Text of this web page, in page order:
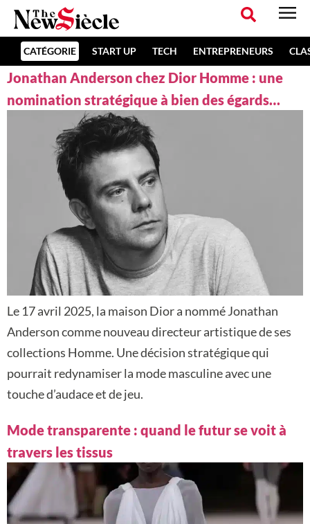
CATÉGORIE START UP TECH ENTREPRENEURS
Jonathan Anderson chez Dior Homme : une
nomination stratégique à bien des égards…
Le 17 avril 2025, la maison Dior a nommé Jonathan
Anderson comme nouveau directeur artistique de ses
collections Homme. Une décision stratégique qui
pourrait redynamiser la mode masculine avec une
touche d’audace et de jeu.
Mode transparente : quand le futur se voit à
travers les tissus